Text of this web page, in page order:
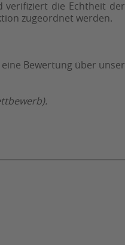
verifiziert die Echtheit der
zugeordnet werden.
Bewertung über unser